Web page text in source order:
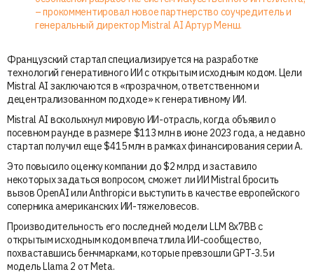
– прокомментировал новое партнерство соучредитель и
генеральный директор Mistral AI Артур Менш.
Французский стартап специализируется на разработке
технологий генеративного ИИ с открытым исходным кодом. Цели
Mistral AI заключаются в «прозрачном, ответственном и
децентрализованном подходе» к генеративному ИИ.
Mistral AI всколыхнул мировую ИИ-отрасль, когда объявил о
посевном раунде в размере $113 млн в июне 2023 года, а недавно
стартап получил еще $415 млн в рамках финансирования серии А.
Это повысило оценку компании до $2 млрд и заставило
некоторых задаться вопросом, сможет ли ИИ Mistral бросить
вызов OpenAI или Anthropic и выступить в качестве европейского
соперника американских ИИ-тяжеловесов.
Производительность его последней модели LLM 8x7BB с
открытым исходным кодом впечатлила ИИ-сообщество,
похваставшись бенчмарками, которые превзошли GPT-3.5 и
модель Llama 2 от Meta.